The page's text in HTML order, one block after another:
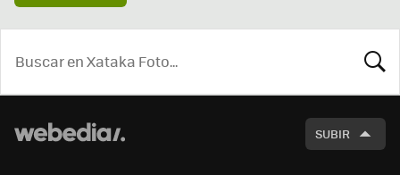
SUBIR